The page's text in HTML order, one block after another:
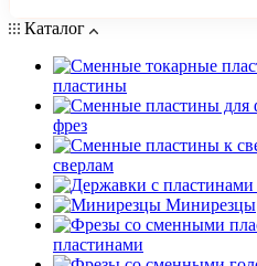
Каталог
пластины
фрез
сверлам
Минирезцы
пластинами